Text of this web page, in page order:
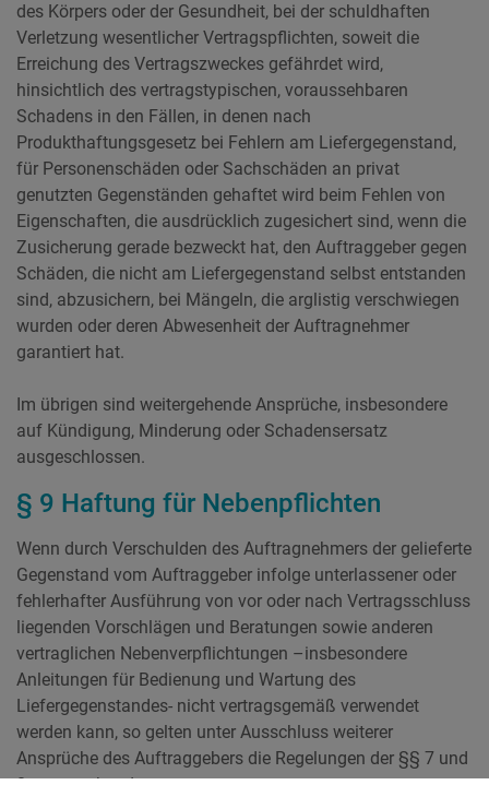
des Körpers oder der Gesundheit, bei der schuldhaften
Verletzung wesentlicher Vertragspflichten, soweit die
Erreichung des Vertragszweckes gefährdet wird,
hinsichtlich des vertragstypischen, voraussehbaren
Schadens in den Fällen, in denen nach
Produkthaftungsgesetz bei Fehlern am Liefergegenstand,
für Personenschäden oder Sachschäden an privat
genutzten Gegenständen gehaftet wird beim Fehlen von
Eigenschaften, die ausdrücklich zugesichert sind, wenn die
Zusicherung gerade bezweckt hat, den Auftraggeber gegen
Schäden, die nicht am Liefergegenstand selbst entstanden
sind, abzusichern, bei Mängeln, die arglistig verschwiegen
wurden oder deren Abwesenheit der Auftragnehmer
garantiert hat.
Im übrigen sind weitergehende Ansprüche, insbesondere
auf Kündigung, Minderung oder Schadensersatz
ausgeschlossen.
§ 9 Haftung für Nebenpflichten
Wenn durch Verschulden des Auftragnehmers der gelieferte
Gegenstand vom Auftraggeber infolge unterlassener oder
fehlerhafter Ausführung von vor oder nach Vertragsschluss
liegenden Vorschlägen und Beratungen sowie anderen
vertraglichen Nebenverpflichtungen –insbesondere
Anleitungen für Bedienung und Wartung des
Liefergegenstandes- nicht vertragsgemäß verwendet
werden kann, so gelten unter Ausschluss weiterer
Ansprüche des Auftraggebers die Regelungen der §§ 7 und
8 entsprechend.